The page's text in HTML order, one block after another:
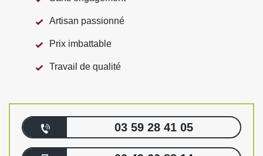
Artisan passionné
Prix imbattable
Travail de qualité
03 59 28 41 05